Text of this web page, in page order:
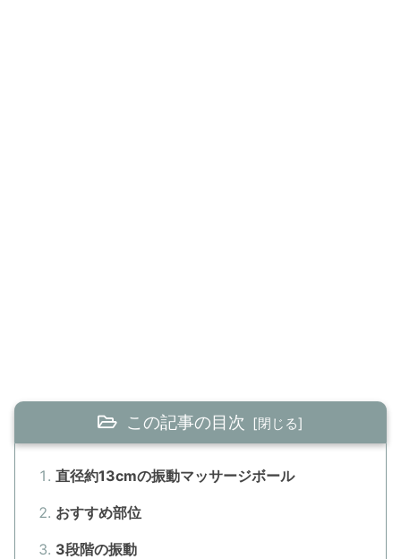
この記事の目次
直径約13cmの振動マッサージボール
おすすめ部位
3段階の振動